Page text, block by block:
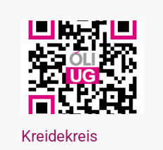
Kreidekreis